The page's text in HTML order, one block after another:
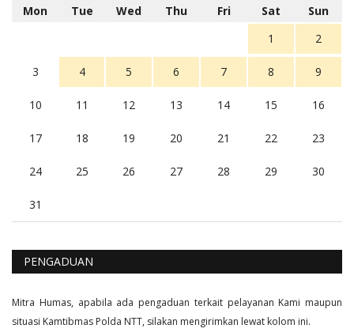
Mon Tue Wed Thu Fri Sat
Sun
1
2
3 4 5 6 7 8 9
10 11 12 13 14 15 16
17 18 19 20 21 22 23
24 25 26 27 28 29 30
31
PENGADUAN
Mitra Humas, apabila ada pengaduan terkait pelayanan Kami maupun
situasi Kamtibmas Polda NTT, silakan mengirimkan lewat kolom ini.